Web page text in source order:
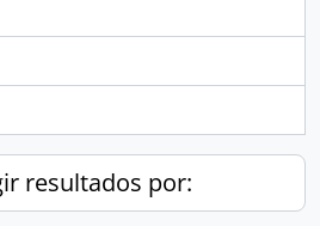
resultados por: